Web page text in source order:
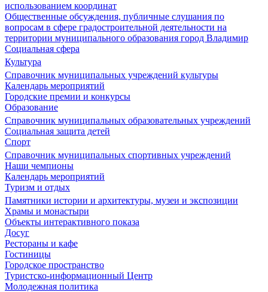
использованием координат
Общественные обсуждения, публичные слушания по
вопросам в сфере градостроительной деятельности на
территории муниципального образования город Владимир
Социальная сфера
Культура
Справочник муниципальных учреждений культуры
Календарь мероприятий
Городские премии и конкурсы
Образование
Справочник муниципальных образовательных учреждений
Социальная защита детей
Спорт
Справочник муниципальных спортивных учреждений
Наши чемпионы
Календарь мероприятий
Туризм и отдых
Памятники истории и архитектуры, музеи и экспозиции
Храмы и монастыри
Объекты интерактивного показа
Досуг
Рестораны и кафе
Гостиницы
Городское пространство
Туристско-информационный Центр
Молодежная политика